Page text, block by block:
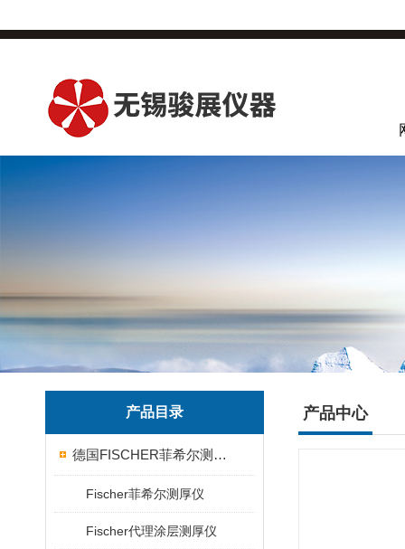
产品目录
德国FISCHER菲希尔测厚仪
Fischer菲希尔测厚仪
Fischer代理涂层测厚仪
产品中心